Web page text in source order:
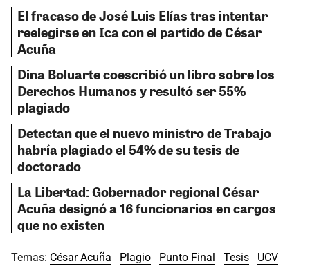
El fracaso de José Luis Elías tras intentar
reelegirse en Ica con el partido de César
Acuña
Dina Boluarte coescribió un libro sobre los
Derechos Humanos y resultó ser 55%
plagiado
Detectan que el nuevo ministro de Trabajo
habría plagiado el 54% de su tesis de
doctorado
La Libertad: Gobernador regional César
Acuña designó a 16 funcionarios en cargos
que no existen
Temas: César Acuña Plagio Punto Final Tesis
UCV